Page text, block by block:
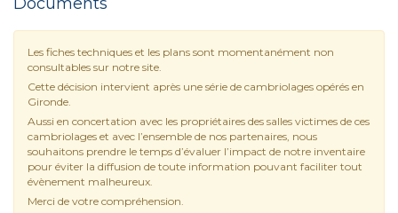
Les fiches techniques et les plans sont momentanément non
consultables sur notre site.
Cette décision intervient après une série de cambriolages opérés en
Gironde.
Aussi en concertation avec les propriétaires des salles victimes de ces
cambriolages et avec l’ensemble de nos partenaires, nous
souhaitons prendre le temps d’évaluer l’impact de notre inventaire
pour éviter la diffusion de toute information pouvant faciliter tout
évènement malheureux.
Merci de votre compréhension.